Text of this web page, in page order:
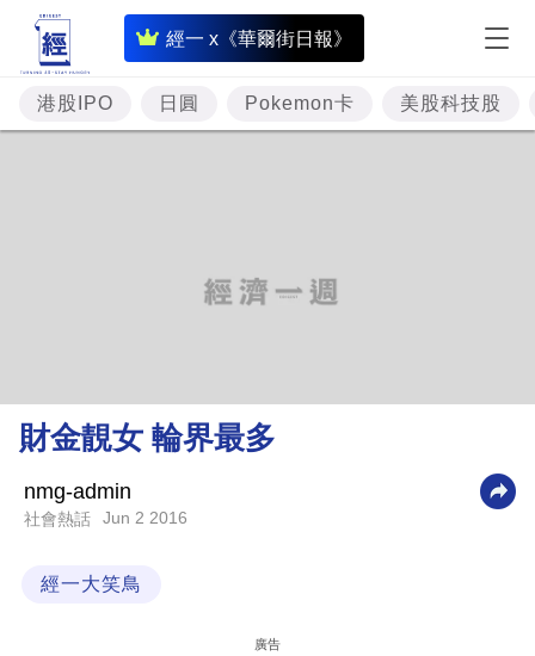
經一 x《華爾街日報》
即
時
財
經
理
財
業
港股IPO 日圓 Pokemon卡 美股科技股
財金靚女 輪界最多
nmg-admin
社會熱話 Jun 2 2016
經一大笑鳥
廣告